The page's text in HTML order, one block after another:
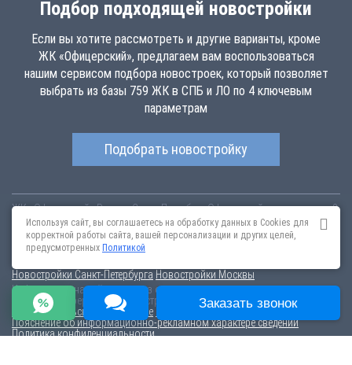
Подбор подходящей новостройки
Если вы хотите рассмотреть и другие варианты, кроме
ЖК «Офицерский», предлагаем вам воспользоваться
нашим сервисом подбора новостроек, который позволяет
выбрать из базы 759 ЖК в СПБ и ЛО по 4 ключевым
параметрам
Подобрать новостройку
ЖК «Офицерский»РоссияСанкт-ПетербургОфицерский переулок, дом 8
oficerskij.novopoisk.spb.ru Купить квартиру в новом жилом комплексе
«Офицерский» от «PRO-ИНВЕСТ» в Петроградском районе. Квартиры
различных планировок от 6 млн рублей!
Новостройки Санкт-Петербурга Новостройки Москвы
Информация на сайте взята из открытых источников, не является
публичной офертой и распространяется для ознакомления.
Пользовательское соглашение
Соглашение о размещении
Пояснение об информационно-рекламном характере сведений
Политика конфиденциальности
Используя сайт, вы соглашаетесь на обработку данных в Cookies для
корректной работы сайта, вашей персонализации и других целей,
предусмотренных Политикой
Заказать звонок